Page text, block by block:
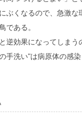
ぶくなるので、急激
である。
逆効果になってしまう
手洗い"は病原体の感